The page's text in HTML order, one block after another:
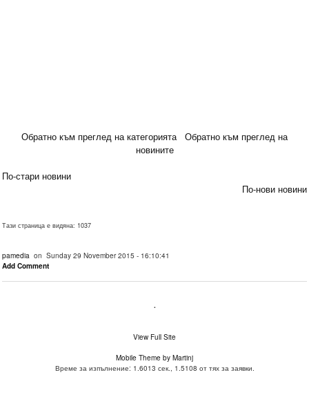
Обратно към преглед на категорията
Обратно към преглед на
новините
По-стари новини
По-нови новини
Тази страница е видяна: 1037
pamedia on Sunday 29 November 2015 - 16:10:41
Add Comment
.
View Full Site
Mobile Theme by Martinj
Време за изпълнение: 1.6013 сек., 1.5108 от тях за заявки.